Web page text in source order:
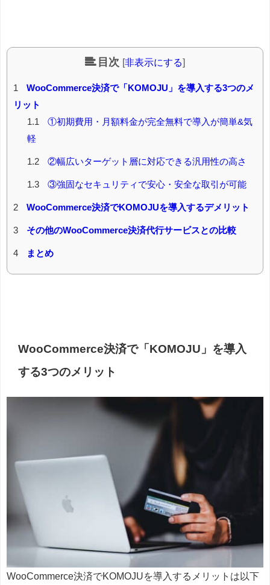
目次 [非表示にする]
1
WooCommerce決済で「KOMOJU」を導入する3つのメ
リット
1.1
①初期費用・月額料金が完全無料で導入が簡単&気
軽
1.2 ②幅広いターゲット層に対応できる汎用性の高さ
1.3 ③強固なセキュリティで安心・安全な取引が可能
2 WooCommerce決済でKOMOJUを導入するデメリット
3 その他のWooCommerce決済代行サービスとの比較
4 まとめ
WooCommerce決済で「KOMOJU」を導入
する3つのメリット
WooCommerce決済でKOMOJUを導入するメリットは以下